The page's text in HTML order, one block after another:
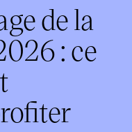
de la
: ce